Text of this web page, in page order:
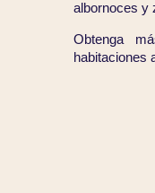
albornoces y
Obtenga
habitaciones